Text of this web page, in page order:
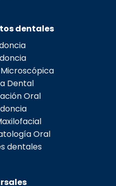
dentales
Dental
Oral
Oral
dentales